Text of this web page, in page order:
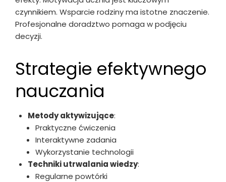
czynnikiem. Wsparcie rodziny ma istotne znaczenie.
Profesjonalne doradztwo pomaga w podjęciu
decyzji.
Strategie efektywnego
nauczania
Metody aktywizujące:
Praktyczne ćwiczenia
Interaktywne zadania
Wykorzystanie technologii
Techniki utrwalania wiedzy:
Regularne powtórki